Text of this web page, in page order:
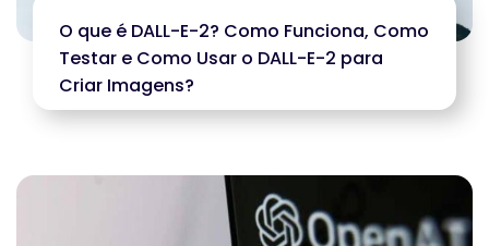
O que é DALL-E-2? Como Funciona, Como
Testar e Como Usar o DALL-E-2 para
Criar Imagens?